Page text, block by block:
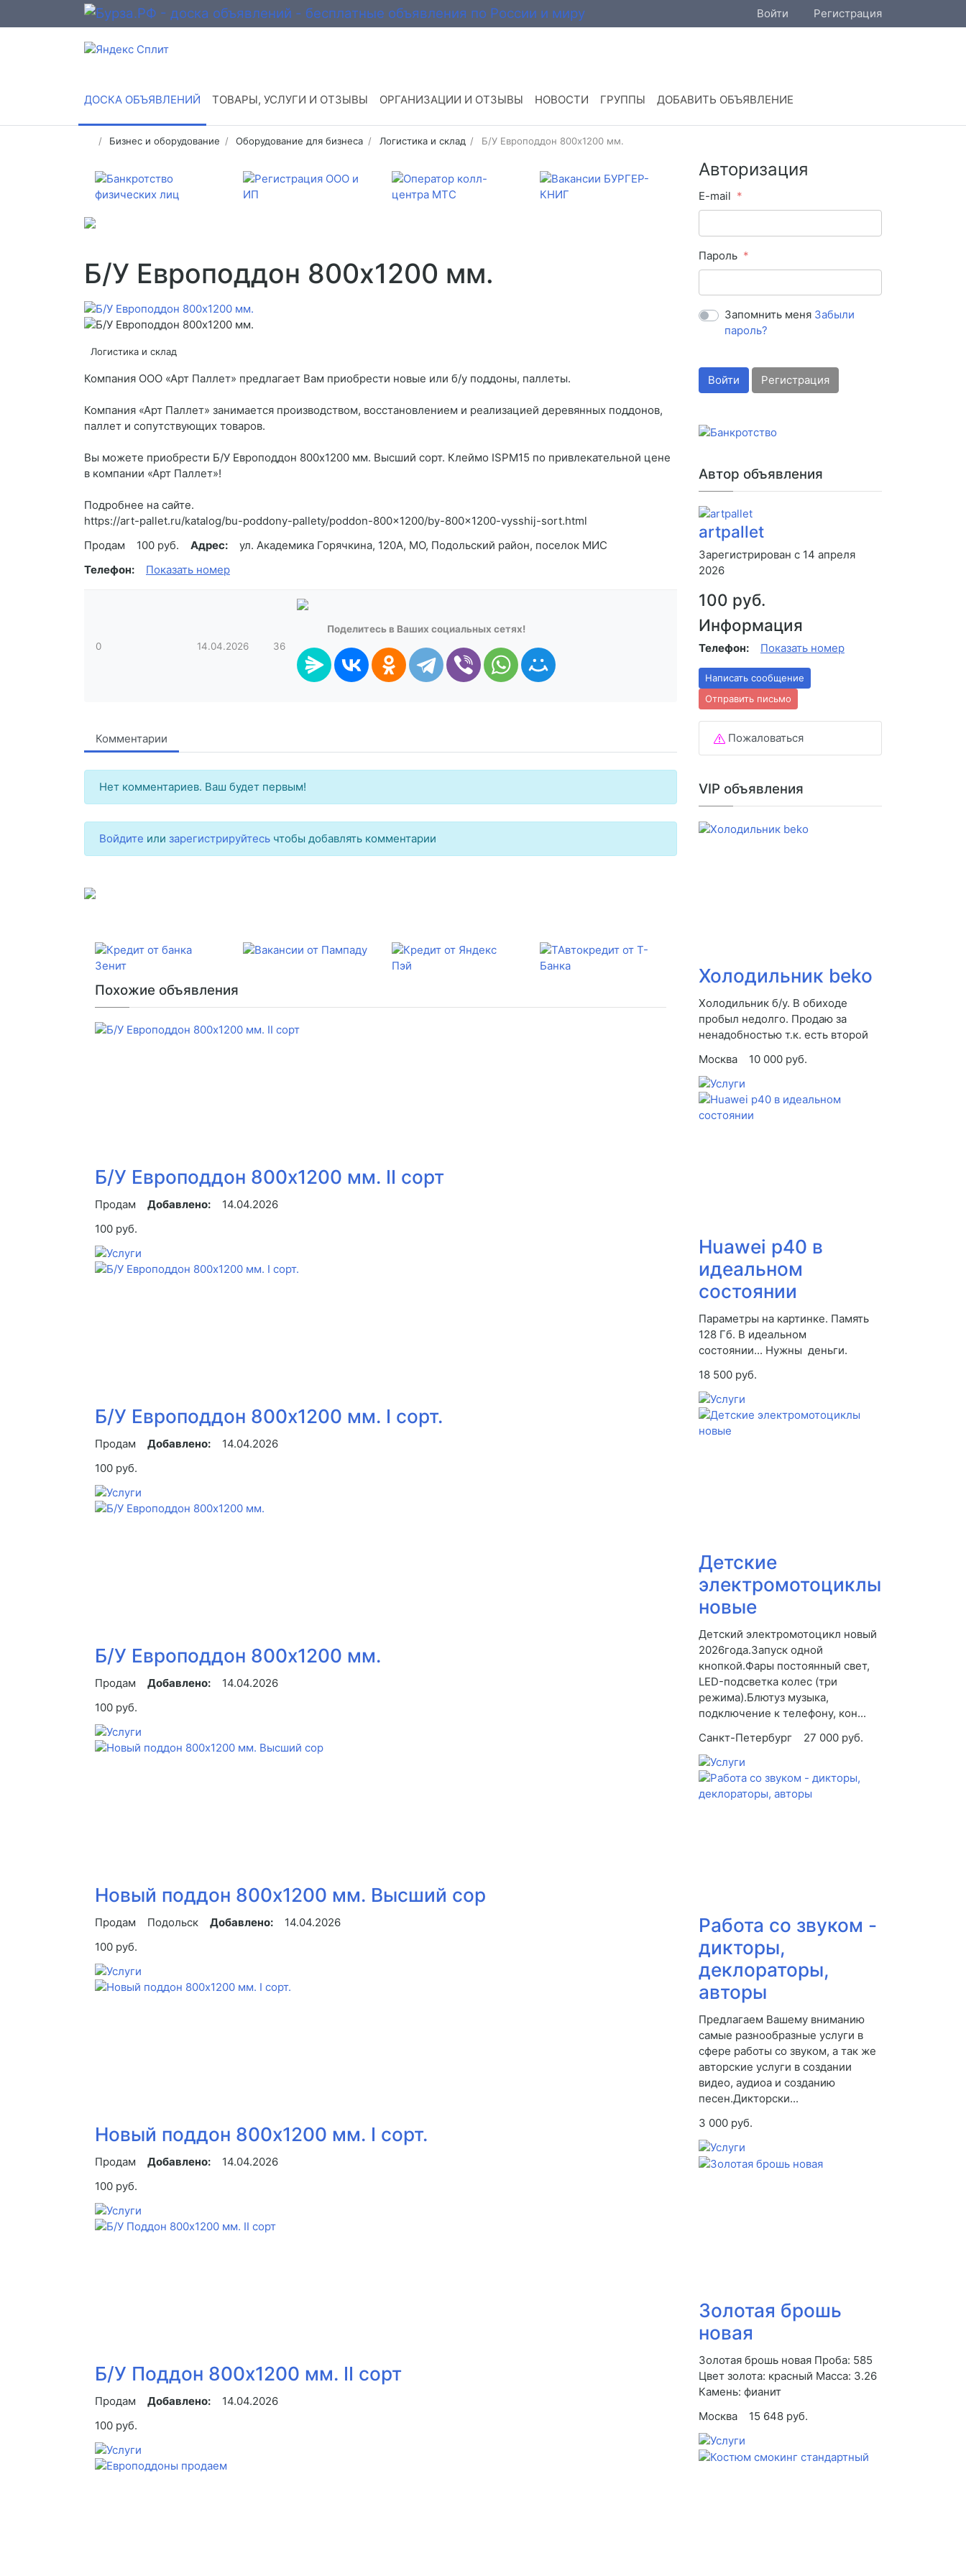
Войти Регистрация
ДОСКА ОБЪЯВЛЕНИЙ ТОВАРЫ, УСЛУГИ И ОТЗЫВЫ ОРГАНИЗАЦИИ И ОТЗЫВЫ НОВОСТИ ГРУППЫ ДОБАВИТЬ ОБЪЯВЛЕНИЕ
Бизнес и оборудование Оборудование для бизнеса Логистика и склад Б/У Европоддон 800х1200 мм.
Б/У Европоддон 800х1200 мм.
Логистика и склад
Компания ООО «Арт Паллет» предлагает Вам приобрести новые или б/у поддоны, паллеты.
Компания «Арт Паллет» занимается производством, восстановлением и реализацией деревянных поддонов,
паллет и сопутствующих товаров.
Вы можете приобрести Б/У Европоддон 800х1200 мм. Высший сорт. Клеймо ISPM15 по привлекательной цене
в компании «Арт Паллет»!
Подробнее на сайте.
https://art-pallet.ru/katalog/bu-poddony-pallety/poddon-800x1200/by-800x1200-vysshij-sort.html
Продам
100 руб. Адрес:
ул. Академика Горячкина, 120А, МО, Подольский район, поселок МИС
Телефон:
Показать номер
0 14.04.2026 36
Поделитесь в Ваших социальных сетях!
Комментарии
Нет комментариев. Ваш будет первым!
Войдите или зарегистрируйтесь чтобы добавлять комментарии
Похожие объявления
Б/У Европоддон 800х1200 мм. II сорт
Продам Добавлено:
14.04.2026
100 руб.
Б/У Европоддон 800х1200 мм. I сорт.
Продам Добавлено:
14.04.2026
100 руб.
Б/У Европоддон 800х1200 мм.
Продам Добавлено:
14.04.2026
100 руб.
Новый поддон 800х1200 мм. Высший сор
Продам Подольск Добавлено:
14.04.2026
100 руб.
Новый поддон 800х1200 мм. I сорт.
Продам Добавлено:
14.04.2026
100 руб.
Б/У Поддон 800х1200 мм. II сорт
Продам Добавлено:
14.04.2026
100 руб.
Авторизация
E-mail
Пароль
Запомнить меня Забыли
пароль?
Войти Регистрация
Автор объявления
artpallet
Зарегистрирован с 14 апреля
2026
100 руб.
Информация
Телефон: Показать номер
Написать сообщение
Отправить письмо
Пожаловаться
VIP объявления
Холодильник beko
Холодильник б/у. В обиходе
пробыл недолго. Продаю за
ненадобностью т.к. есть второй
Москва
10 000 руб.
Huawei p40 в
идеальном
состоянии
Параметры на картинке. Память
128 Гб. В идеальном
состоянии... Нужны деньги.
18 500 руб.
Детские
электромотоциклы
новые
Детский электромотоцикл новый
2026года.Запуск одной
кнопкой.Фары постоянный свет,
LED-подсветка колес (три
режима).Блютуз музыка,
подключение к телефону, кон...
Санкт-Петербург
27 000 руб.
Работа со звуком -
дикторы,
деклораторы,
авторы
Предлагаем Вашему вниманию
самые разнообразные услуги в
сфере работы со звуком, а так же
авторские услуги в создании
видео, аудиоа и созданию
песен.Дикторски...
3 000 руб.
Золотая брошь
новая
Золотая брошь новая Проба: 585
Цвет золота: красный Масса: 3.26
Камень: фианит
Москва
15 648 руб.